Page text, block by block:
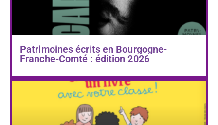
Patrimoines écrits en Bourgogne-
Franche-Comté : édition 2026